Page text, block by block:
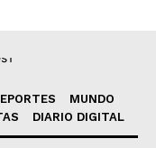
MUNDO
DIARIO DIGITAL